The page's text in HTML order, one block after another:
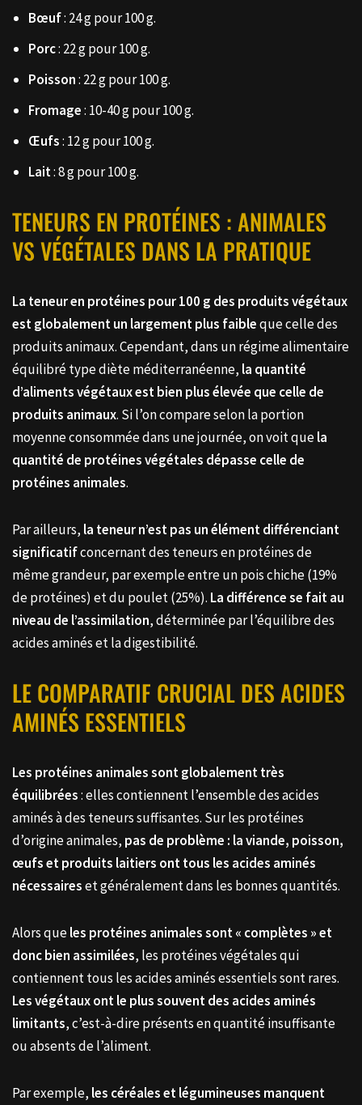
Bœuf: 24 g pour 100 g.
Porc: 22 g pour 100 g.
Poisson: 22 g pour 100 g.
Fromage: 10-40 g pour 100 g.
Œufs: 12 g pour 100 g.
Lait: 8 g pour 100 g.
TENEURS EN PROTÉINES : ANIMALES
VS VÉGÉTALES DANS LA PRATIQUE
La teneur en protéines pour 100 g des produits végétaux
est globalement un largement plus faibleque celle des
produits animaux. Cependant, dans un régime alimentaire
équilibré type diète méditerranéenne, la quantité
d’aliments végétaux est bien plus élevée que celle de
produits animaux. Si l’on compare selon la portion
moyenne consommée dans une journée, on voit quela
quantité de protéines végétales dépasse celle de
protéines animales.
Par ailleurs, la teneur n’est pas un élément différenciant
significatifconcernant des teneurs en protéines de
même grandeur, par exemple entre un pois chiche (19%
de protéines) et du poulet (25%). La différence se fait au
niveau de l’assimilation, déterminée par l’équilibre des
acides aminés et la digestibilité.
LE COMPARATIF CRUCIAL DES ACIDES
AMINÉS ESSENTIELS
Les protéines animales sont globalement très
équilibrées: elles contiennent l’ensemble des acides
aminés à des teneurs suffisantes. Sur les protéines
d’origine animales, pas de problème : la viande, poisson,
œufs et produits laitiers ont tous les acides aminés
nécessaireset généralement dans les bonnes quantités.
Alors queles protéines animales sont « complètes » et
donc bien assimilées, les protéines végétales qui
contiennent tous les acides aminés essentiels sont rares.
Les végétaux ont le plus souvent des acides aminés
limitants, c’est-à-dire présents en quantité insuffisante
ou absents de l’aliment.
Par exemple, les céréales et légumineuses manquent